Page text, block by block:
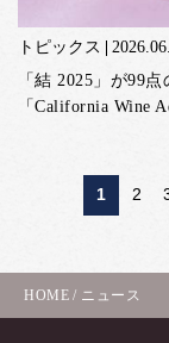
トピックス
「結 2025」が99
「California Wine
1 2
HOME / ニュース